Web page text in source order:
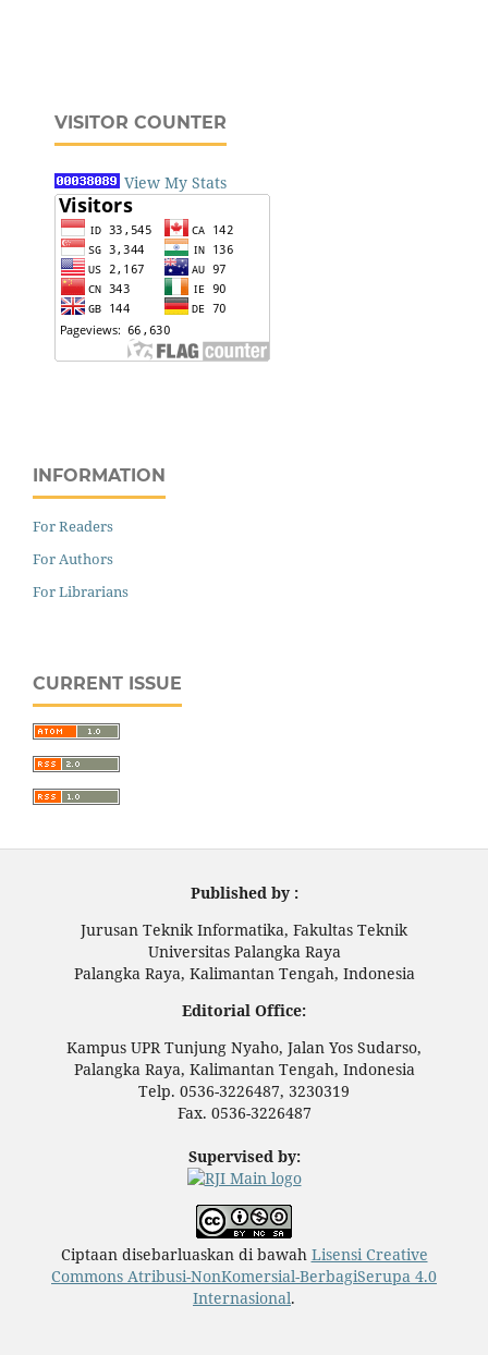
VISITOR COUNTER
View My Stats
INFORMATION
For Readers
For Authors
For Librarians
CURRENT ISSUE
Published by :
Jurusan Teknik Informatika, Fakultas Teknik
Universitas Palangka Raya
Palangka Raya, Kalimantan Tengah, Indonesia
Editorial Office:
Kampus UPR Tunjung Nyaho, Jalan Yos Sudarso,
Palangka Raya, Kalimantan Tengah, Indonesia
Telp. 0536-3226487, 3230319
Fax. 0536-3226487
Supervised by:
Ciptaan disebarluaskan di bawah Lisensi Creative
Commons Atribusi-NonKomersial-BerbagiSerupa 4.0
Internasional.